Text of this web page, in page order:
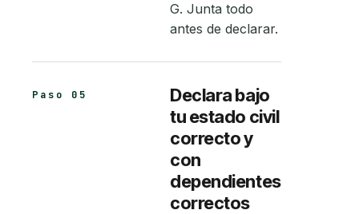
G. Junta todo
antes de declarar.
Paso 05
Declara bajo
tu estado civil
correcto y
con
dependientes
correctos